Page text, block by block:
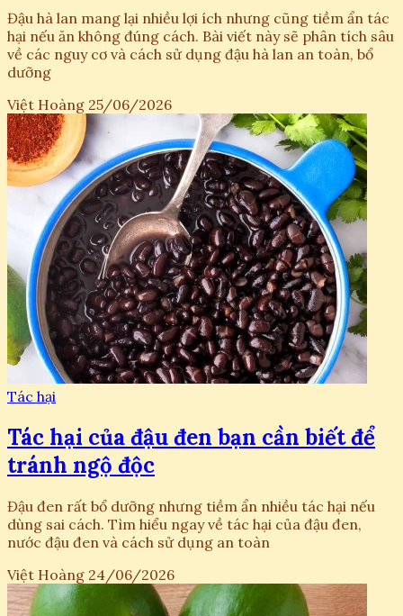
Đậu hà lan mang lại nhiều lợi ích nhưng cũng tiềm ẩn tác
hại nếu ăn không đúng cách. Bài viết này sẽ phân tích sâu
về các nguy cơ và cách sử dụng đậu hà lan an toàn, bổ
dưỡng
Việt Hoàng 25/06/2026
Tác hại
Tác hại của đậu đen bạn cần biết để
tránh ngộ độc
Đậu đen rất bổ dưỡng nhưng tiềm ẩn nhiều tác hại nếu
dùng sai cách. Tìm hiểu ngay về tác hại của đậu đen,
nước đậu đen và cách sử dụng an toàn
Việt Hoàng 24/06/2026